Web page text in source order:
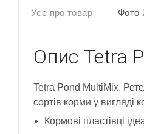
Усе про товар Фото
Опис Tetra
Tetra Pond MultiMix.
сортів корми у вигляді
Кормові пластівці